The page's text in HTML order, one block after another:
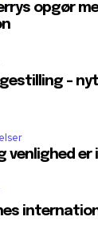
opgør
–
venlighed